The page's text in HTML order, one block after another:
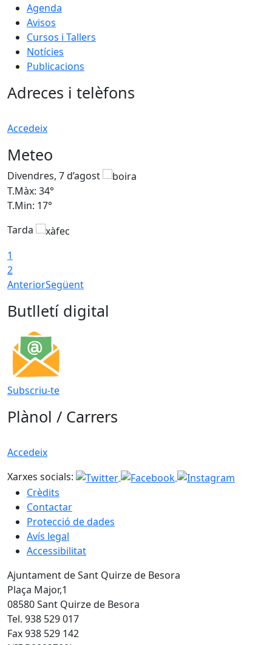
Agenda
Avisos
Cursos i Tallers
Notícies
Publicacions
Adreces i telèfons
Accedeix
Meteo
Divendres, 7 d’agost
T.Màx: 34°
T.Min: 17°
Tarda
1
2
AnteriorSegüent
Butlletí digital
Subscriu-te
Plànol / Carrers
Accedeix
Xarxes socials:
Crèdits
Contactar
Protecció de dades
Avís legal
Accessibilitat
Ajuntament de Sant Quirze de Besora
Plaça Major,1
08580 Sant Quirze de Besora
Tel. 938 529 017
Fax 938 529 142